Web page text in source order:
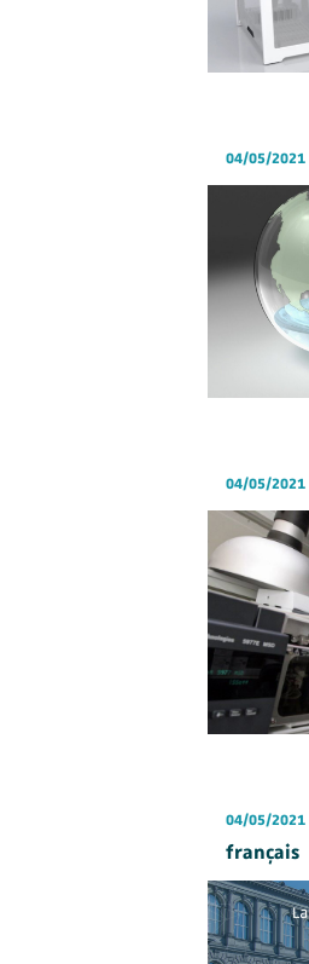
04/05/2021
04/05/2021
04/05/2021
français